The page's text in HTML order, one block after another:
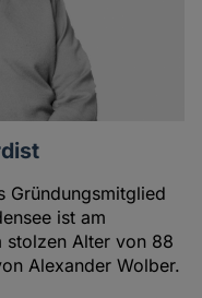
Gründungsmitglied
ist am
stolzen Alter von 88
Alexander Wolber.